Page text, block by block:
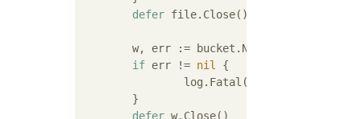
defer file.Close()
	w, err := bucket.NewWriter(ctx,
if err != nil
{
defer w.Close()